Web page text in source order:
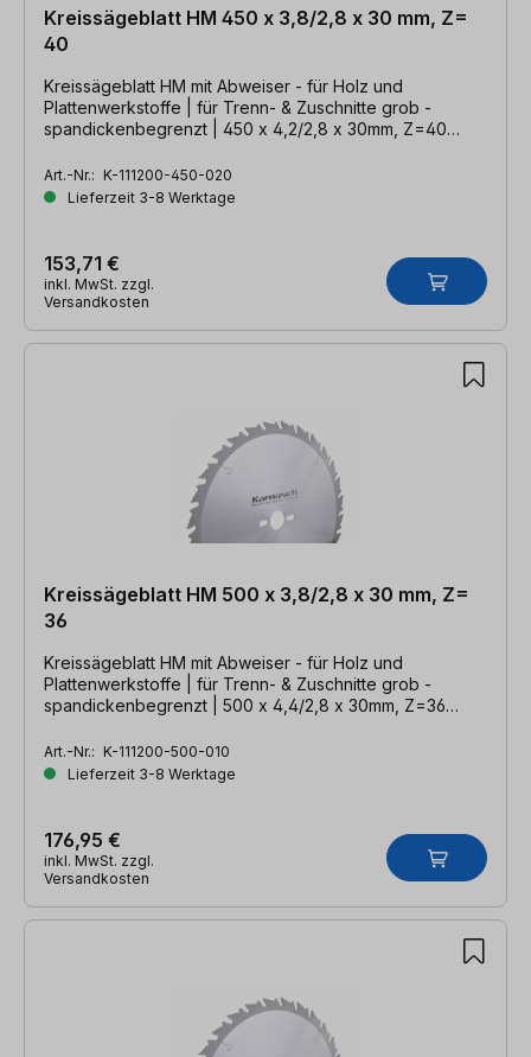
Kreissägeblatt HM 450 x 3,8/2,8 x 30 mm, Z=
40
Kreissägeblatt HM mit Abweiser - für Holz und
Plattenwerkstoffe | für Trenn- & Zuschnitte grob -
spandickenbegrenzt | 450 x 4,2/2,8 x 30mm, Z=40
Art.-Nr.: K-111200-450-020
Lieferzeit 3-8 Werktage
153,71 €
inkl. MwSt. zzgl.
Versandkosten
Kreissägeblatt HM 500 x 3,8/2,8 x 30 mm, Z=
36
Kreissägeblatt HM mit Abweiser - für Holz und
Plattenwerkstoffe | für Trenn- & Zuschnitte grob -
spandickenbegrenzt | 500 x 4,4/2,8 x 30mm, Z=36
Art.-Nr.: K-111200-500-010
Lieferzeit 3-8 Werktage
176,95 €
inkl. MwSt. zzgl.
Versandkosten